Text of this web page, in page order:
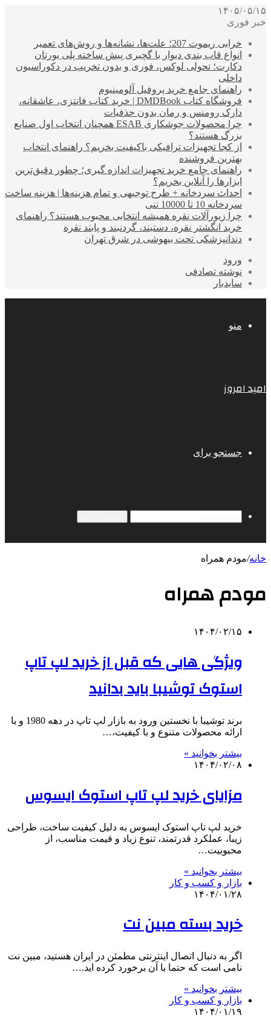
۱۴۰۵/۰۵/۱۵
خبر فوری
خرابی ریموت 207؛ علت‌ها، نشانه‌ها و روش‌های تعمیر
انواع قاب بندی دیوار با گچبری پیش ساخته پلی یورتان
دکارت؛ تحولی لوکس، فوری و بدون تخریب در دکوراسیون
داخلی
راهنمای جامع خرید پروفیل آلومینیوم
فروشگاه کتاب DMDBook | خرید کتاب فانتزی، عاشقانه،
دارک رومنس و رمان بدون حذفیات
چرا محصولات جوشکاری ESAB همچنان انتخاب اول صنایع
بزرگ هستند؟
از کجا تجهیزات ترافیکی باکیفیت بخریم؟ راهنمای انتخاب
بهترین فروشنده
راهنمای جامع خرید تجهیزات اندازه گیری؛ چطور دقیق‌ترین
ابزارها را آنلاین بخریم؟
احداث سردخانه + طرح توجیهی و تمام هزینه‌ها | هزینه ساخت
سردخانه 10 تا 10000 تنی
چرا زیورآلات نقره همیشه انتخابی محبوب هستند؟ راهنمای
خرید انگشتر نقره، دستبند، گردنبند و پابند نقره
دندانپزشکی تحت بیهوشی در شرق تهران
ورود
نوشته تصادفی
سایدبار
منو
امید امروز
جستجو برای
خانه/مودم همراه
مودم همراه
۱۴۰۴/۰۲/۱۵
ویژگی هایی که قبل از خرید لپ تاپ
استوک توشیبا باید بدانید
برند توشیبا با نخستین ورود به بازار لپ تاپ در دهه 1980 و با
ارائه محصولات متنوع و با کیفیت،…
بیشتر بخوانید »
۱۴۰۴/۰۲/۰۸
مزایای خرید لپ تاپ استوک ایسوس
خرید لپ تاپ استوک ایسوس به دلیل کیفیت ساخت، طراحی
زیبا، عملکرد قدرتمند، تنوع زیاد و قیمت مناسب، از
محبوبیت…
بیشتر بخوانید »
بازار و کسب و کار
۱۴۰۴/۰۱/۲۸
خرید بسته مبین نت
اگر به دنبال اتصال اینترنتی مطمئن در ایران هستید، مبین نت
نامی است که حتما با آن برخورد کرده اید.…
بیشتر بخوانید »
بازار و کسب و کار
۱۴۰۴/۰۱/۱۹